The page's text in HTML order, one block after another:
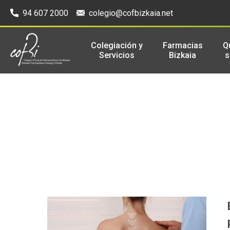
94 607 2000 colegio@cofbizkaia.net
Colegiación y
Servicios
Farmacias
Bizkaia